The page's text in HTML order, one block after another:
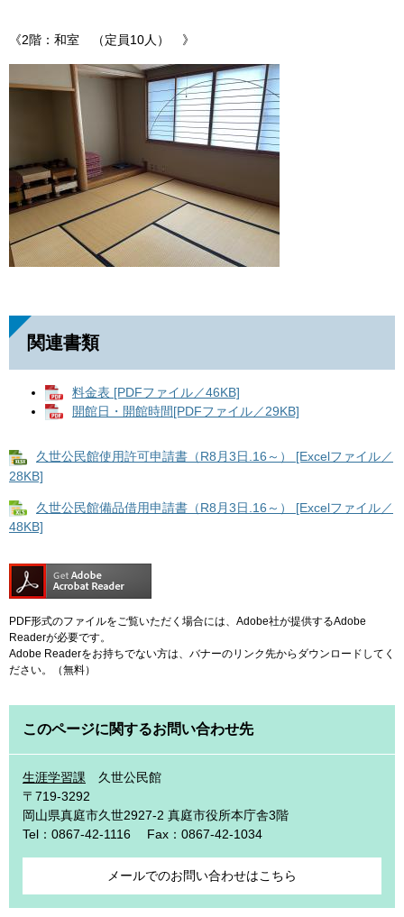
《2階：和室 （定員10人） 》
関連書類
料金表 [PDFファイル／46KB]
開館日・開館時間[PDFファイル／29KB]
久世公民館使用許可申請書（R8月3日.16～） [Excelファイル／
28KB]
久世公民館備品借用申請書（R8月3日.16～） [Excelファイル／
48KB]
PDF形式のファイルをご覧いただく場合には、Adobe社が提供するAdobe
Readerが必要です。
Adobe Readerをお持ちでない方は、バナーのリンク先からダウンロードしてく
ださい。（無料）
このページに関するお問い合わせ先
生涯学習課
久世公民館
〒719-3292
岡山県真庭市久世2927-2 真庭市役所本庁舎3階
Tel：0867-42-1116
Fax：0867-42-1034
メールでのお問い合わせはこちら